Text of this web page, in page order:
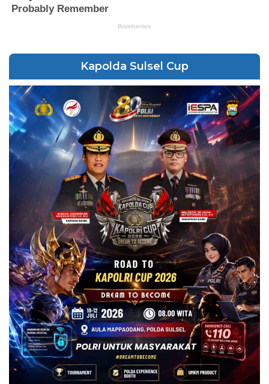
Kapolda Sulsel Cup